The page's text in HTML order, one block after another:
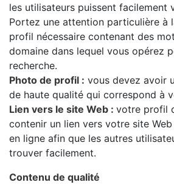
les utilisateurs puissent facilement
Portez une attention particulière à
profil nécessaire contenant des
domaine dans lequel vous opérez
recherche.
Photo de profil : vous devez avoir
de haute qualité qui correspond à
Lien vers le site Web : votre profil
contenir un lien vers votre site
en ligne afin que les autres
trouver facilement.
Contenu de qualité